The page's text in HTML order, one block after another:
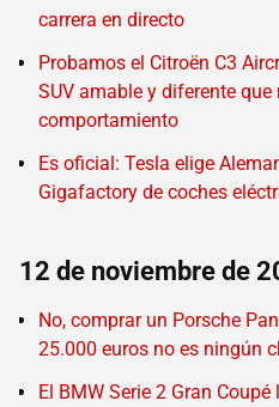
carrera en directo
Probamos el Citroën C3
SUV amable y diferente que
comportamiento
Es oficial: Tesla elige
Gigafactory de coches
12 de noviembre de
No, comprar un Porsche
25.000 euros no es ningún
El BMW Serie 2 Gran